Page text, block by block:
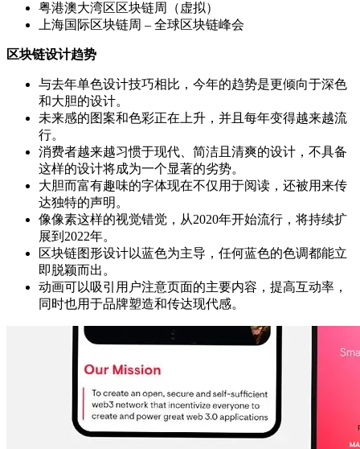
粤港澳大湾区区块链周（虚拟）
上海国际区块链周 – 全球区块链峰会
区块链设计趋势
与去年单色设计技巧相比，今年的趋势是更倾向于深色
和大胆的设计。
未来感的图案和色彩正在上升，并且每年变得越来越流
行。
消费者越来越习惯于现代、简洁且清爽的设计，不具备
这样的设计将成为一个显著的劣势。
大胆而富有趣味的字体现在不仅用于阅读，还被用来传
达独特的声明。
像像素这样的视觉错觉，从2020年开始流行，将持续扩
展到2022年。
区块链图形设计以蓝色为主导，任何蓝色的色调都能立
即脱颖而出。
动画可以吸引用户注意页面的主要内容，提高互动率，
同时也用于品牌塑造和传达现代感。